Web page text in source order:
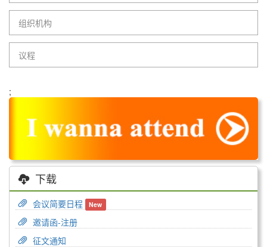
组织机构
议程
;
下载
会议简要日程 New
邀请函-注册
征文通知